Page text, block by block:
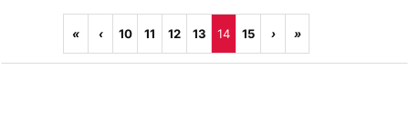
« ‹ 10 11 12 13 14 15 › »